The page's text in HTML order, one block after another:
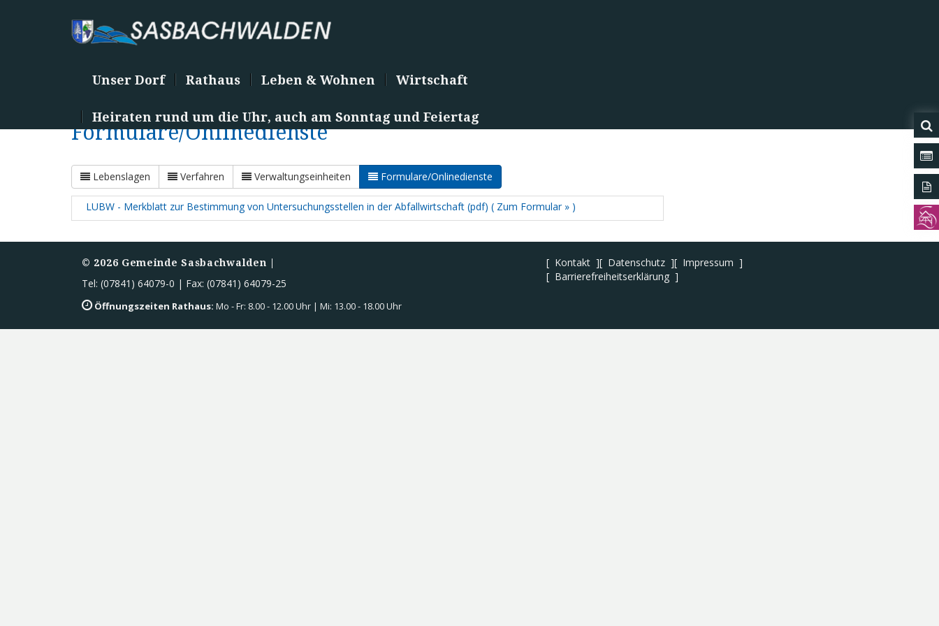
Unser Dorf Rathaus Leben & Wohnen Wirtschaft
Heiraten rund um die Uhr, auch am Sonntag und Feiertag
Formulare/Onlinedienste
Lebenslagen Verfahren Verwaltungseinheiten Formulare/Onlinedienste
LUBW - Merkblatt zur Bestimmung von Untersuchungsstellen in der Abfallwirtschaft (pdf) ( Zum Formular » )
© 2026 Gemeinde Sasbachwalden |
Tel: (07841) 64079-0 | Fax: (07841) 64079-25
Öffnungszeiten Rathaus: Mo - Fr: 8.00 - 12.00 Uhr | Mi: 13.00 - 18.00 Uhr
Kontakt Datenschutz
Impressum
Barrierefreiheitserklärung